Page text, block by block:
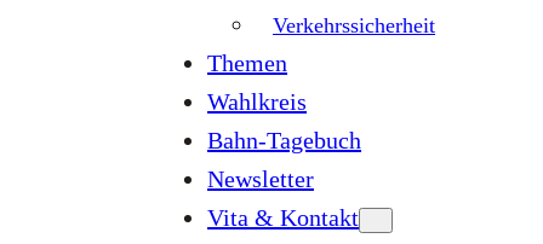
Verkehrssicherheit
Themen
Wahlkreis
Bahn-Tagebuch
Newsletter
Vita & Kontakt